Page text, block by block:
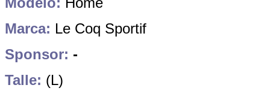
Marca: Le Coq Sportif
Sponsor: -
Talle: (L)